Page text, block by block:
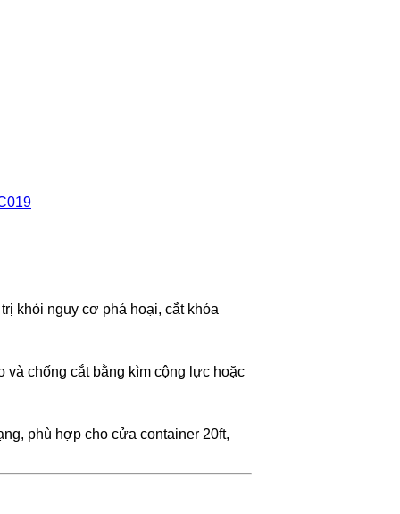
khỏi nguy cơ phá hoại, cắt khóa
chống cắt bằng kìm cộng lực hoặc
phù hợp cho cửa container 20ft,